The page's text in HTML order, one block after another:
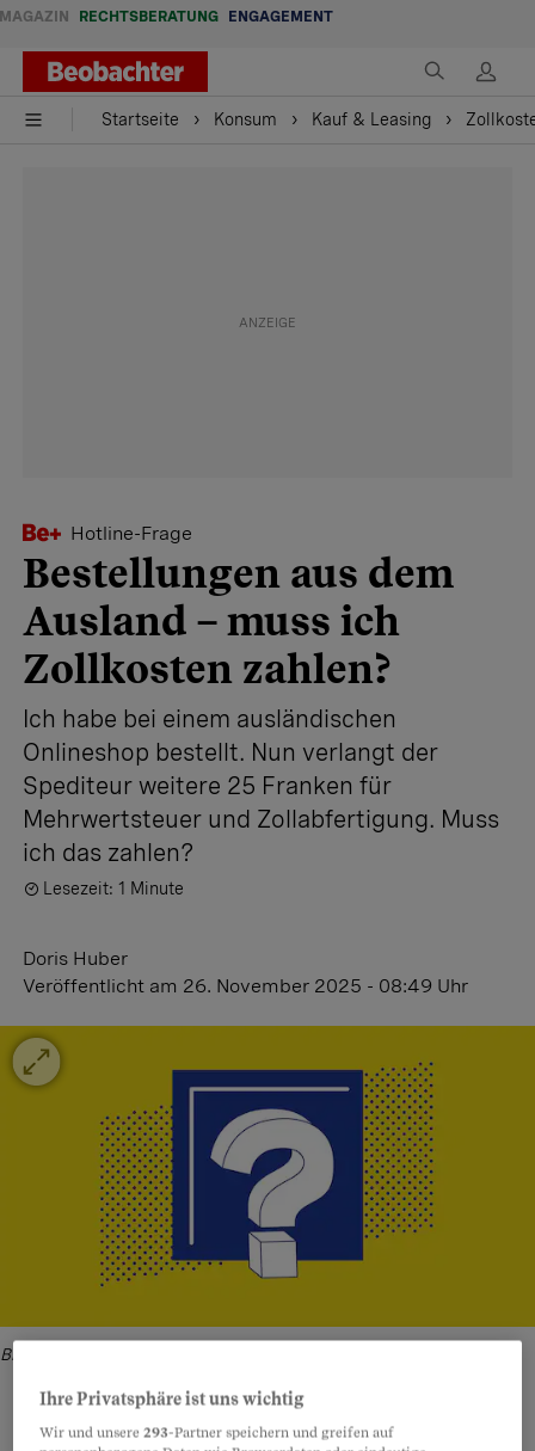
MAGAZIN RECHTSBERATUNG ENGAGEMENT
Startseite Konsum Kauf & Leasing
Hotline-Frage
Bestellungen aus dem
Ausland – muss ich
Zollkosten zahlen?
Ich habe bei einem ausländischen
Onlineshop bestellt. Nun verlangt der
Spediteur weitere 25 Franken für
Mehrwertsteuer und Zollabfertigung. Muss
ich das zahlen?
Lesezeit: 1 Minute
Doris Huber
Veröffentlicht am 26. November 2025 - 08:49 Uhr
Bild: iStock / Illustration: Andrea Klaiber und Anne Seeger
Ihre Privatsphäre ist uns wichtig
Wir und unsere293-Partner speichern und greifen auf